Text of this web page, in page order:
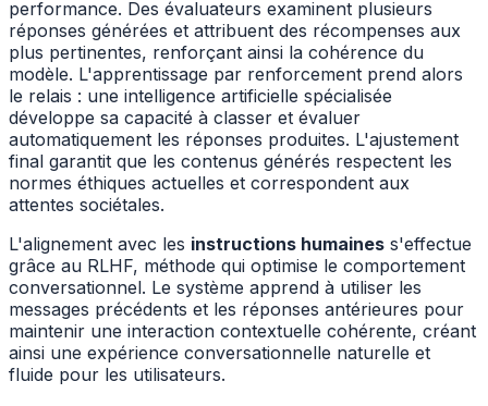
performance. Des évaluateurs examinent plusieurs
réponses générées et attribuent des récompenses aux
plus pertinentes, renforçant ainsi la cohérence du
modèle. L'apprentissage par renforcement prend alors
le relais : une intelligence artificielle spécialisée
développe sa capacité à classer et évaluer
automatiquement les réponses produites. L'ajustement
final garantit que les contenus générés respectent les
normes éthiques actuelles et correspondent aux
attentes sociétales.
L'alignement avec les instructions humaines s'effectue
grâce au RLHF, méthode qui optimise le comportement
conversationnel. Le système apprend à utiliser les
messages précédents et les réponses antérieures pour
maintenir une interaction contextuelle cohérente, créant
ainsi une expérience conversationnelle naturelle et
fluide pour les utilisateurs.